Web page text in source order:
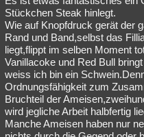
Stückchen Steak hinlegt.
Wie auf Knopfdruck gerät der
Rand und Band,selbst das
liegt,flippt im selben Moment
Vanillacoke und Red Bull
weiss ich bin ein
Ordnungsfähigkeit zum
Bruchteil der
wird jegliche Arbeit halbfertig
Manche Ameisen haben nur